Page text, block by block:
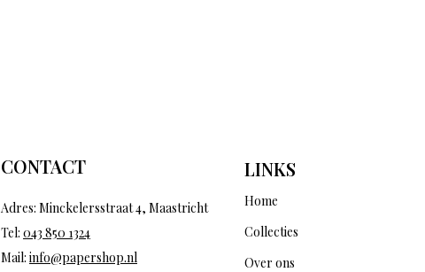
CONTACT
Adres: Minckelersstraat 4, Maastricht
Tel: 043 850 1324
Mail: info@papershop.nl
LINKS
Home
Collecties
Over ons